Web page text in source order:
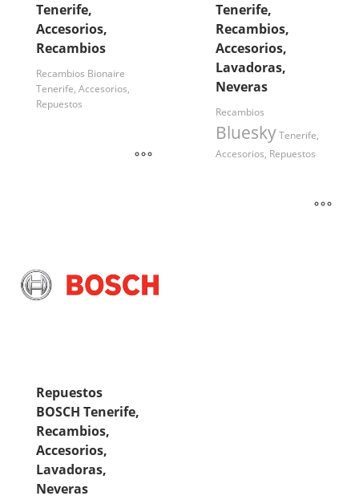
Tenerife,
Accesorios,
Recambios
Recambios Bionaire
Tenerife, Accesorios,
Repuestos
Tenerife,
Recambios,
Accesorios,
Lavadoras,
Neveras
Recambios
BlueskyTenerife,
Accesorios, Repuestos
Repuestos
BOSCH Tenerife,
Recambios,
Accesorios,
Lavadoras,
Neveras